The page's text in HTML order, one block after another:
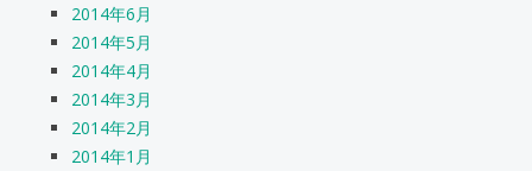
2014年6月
2014年5月
2014年4月
2014年3月
2014年2月
2014年1月